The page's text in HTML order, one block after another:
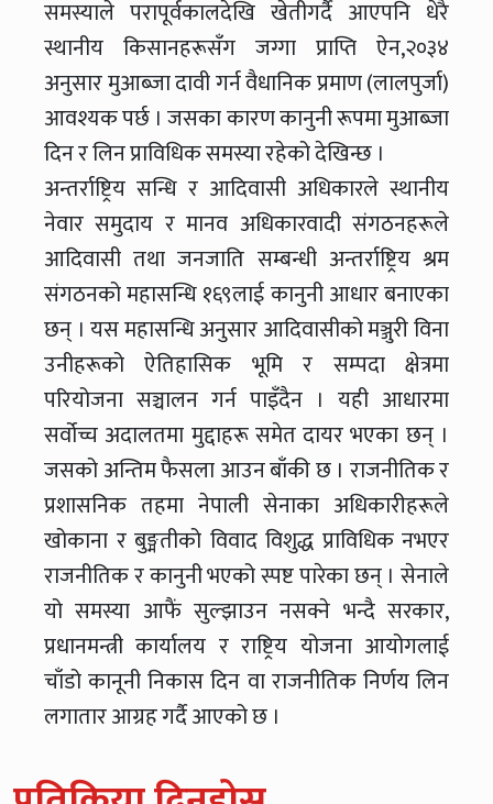
समस्याले परापूर्वकालदेखि खेतीगर्दै आएपनि धेरै
स्थानीय किसानहरूसँग जग्गा प्राप्ति ऐन,२०३४
अनुसार मुआब्जा दावी गर्न वैधानिक प्रमाण (लालपुर्जा)
आवश्यक पर्छ । जसका कारण कानुनी रूपमा मुआब्जा
दिन र लिन प्राविधिक समस्या रहेको देखिन्छ ।
अन्तर्राष्ट्रिय सन्धि र आदिवासी अधिकारले स्थानीय
नेवार समुदाय र मानव अधिकारवादी संगठनहरूले
आदिवासी तथा जनजाति सम्बन्धी अन्तर्राष्ट्रिय श्रम
संगठनको महासन्धि १६९लाई कानुनी आधार बनाएका
छन् । यस महासन्धि अनुसार आदिवासीको मञ्जुरी विना
उनीहरूको ऐतिहासिक भूमि र सम्पदा क्षेत्रमा
परियोजना सञ्चालन गर्न पाइँदैन । यही आधारमा
सर्वोच्च अदालतमा मुद्दाहरू समेत दायर भएका छन् ।
जसको अन्तिम फैसला आउन बाँकी छ । राजनीतिक र
प्रशासनिक तहमा नेपाली सेनाका अधिकारीहरूले
खोकाना र बुङ्मतीको विवाद विशुद्ध प्राविधिक नभएर
राजनीतिक र कानुनी भएको स्पष्ट पारेका छन् । सेनाले
यो समस्या आफैं सुल्झाउन नसक्ने भन्दै सरकार,
प्रधानमन्त्री कार्यालय र राष्ट्रिय योजना आयोगलाई
चाँडो कानूनी निकास दिन वा राजनीतिक निर्णय लिन
लगातार आग्रह गर्दै आएको छ ।